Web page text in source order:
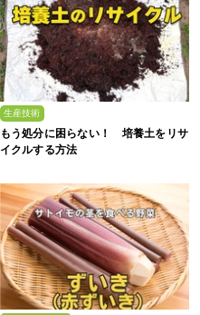
生産技術
もう処分に困らない！ 培養土をリサ
イクルする方法